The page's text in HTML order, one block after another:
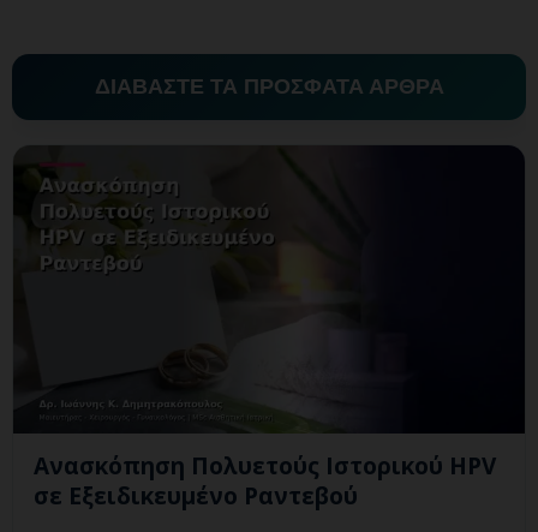
ΔΙΑΒΑΣΤΕ ΤΑ ΠΡΟΣΦΑΤΑ ΑΡΘΡΑ
Ανασκόπηση Πολυετούς Ιστορικού HPV
σε Εξειδικευμένο Ραντεβού